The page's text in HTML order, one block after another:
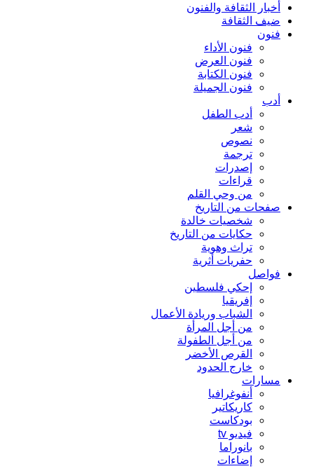
أخبار الثقافة والفنون
ضيف الثقافة
فنون
فنون الأداء
فنون العرض
فنون الكتابة
فنون الجميلة
أدب
أدب الطفل
شعر
نصوص
ترجمة
إصدرات
قراءات
من وحي القلم
صفحات من التاريخ
شخصيات خالدة
حكايات من التاريخ
تراث وهوية
حفريات أثرية
فواصل
إحكي فلسطين
إفريقيا
الشباب وريادة الأعمال
من أجل المرأة
من أجل الطفولة
القرص الأخضر
خارج الحدود
مسارات
أنفوغرافيا
كاريكاتير
بودكاست
فيديو tv
بانوراما
إضاءات